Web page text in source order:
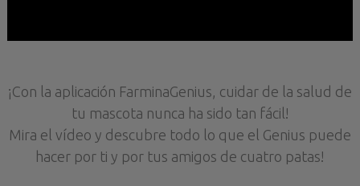
¡Con la aplicación FarminaGenius, cuidar de la salud de
tu mascota nunca ha sido tan fácil!
Mira el vídeo y descubre todo lo que el Genius puede
hacer por ti y por tus amigos de cuatro patas!